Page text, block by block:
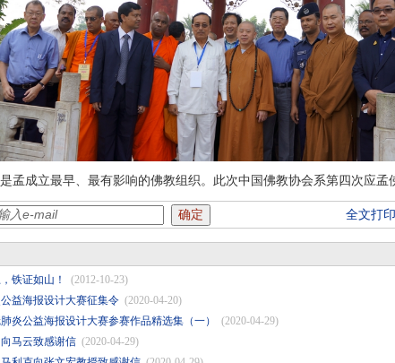
孟成立最早、最有影响的佛教组织。此次中国佛教协会系第四次应孟
全文打印
铁证如山！
(2012-10-23)
益海报设计大赛征集令 (2020-04-20)
炎公益海报设计大赛参赛作品精选集（一）
(2020-04-29)
马云致感谢信 (2020-04-29)